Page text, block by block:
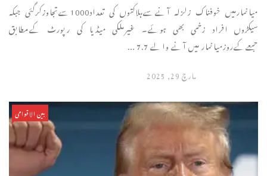
میانمارمیں خوفناک زلزلہ آنےسےہلاکتوں کی تعداد1000سےتجاوزکرگئی جبکہ
سیکڑوں افراد زخمی بھی ہوئے۔ غیرملکی میڈیا کی رپورٹ کےمطابق
جمعےکےروزمیانمار میں آنے والے 7.7 ...
مارچ 29, 2025
بین الاقوامی